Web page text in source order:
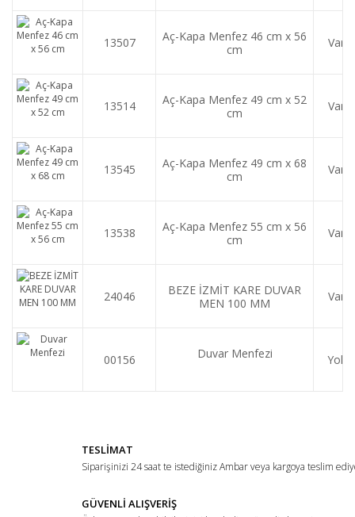
13507
Aç-Kapa Menfez 46 cm x 56
cm
Var
13514
Aç-Kapa Menfez 49 cm x 52
cm
Var
13545
Aç-Kapa Menfez 49 cm x 68
cm
Var
13538
Aç-Kapa Menfez 55 cm x 56
cm
Var
24046
BEZE İZMİT KARE DUVAR
MEN 100 MM
Var
00156 Duvar Menfezi Yok
TESLİMAT
Siparişinizi 24 saat te istediğiniz Ambar veya kargoya teslim
GÜVENLİ ALIŞVERİŞ